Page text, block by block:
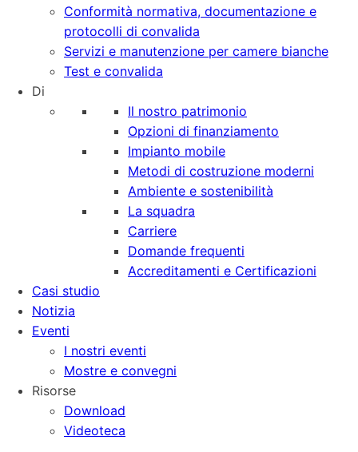
Conformità normativa, documentazione e
protocolli di convalida
Servizi e manutenzione per camere bianche
Test e convalida
Di
Il nostro patrimonio
Opzioni di finanziamento
Impianto mobile
Metodi di costruzione moderni
Ambiente e sostenibilità
La squadra
Carriere
Domande frequenti
Accreditamenti e Certificazioni
Casi studio
Notizia
Eventi
I nostri eventi
Mostre e convegni
Risorse
Download
Videoteca